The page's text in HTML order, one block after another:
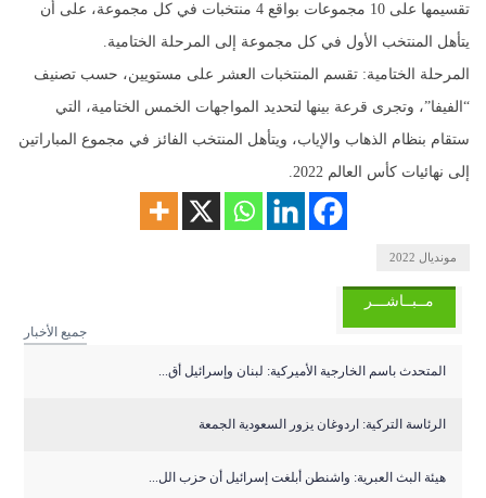
تقسيمها على 10 مجموعات بواقع 4 منتخبات في كل مجموعة، على أن
يتأهل المنتخب الأول في كل مجموعة إلى المرحلة الختامية.
المرحلة الختامية: تقسم المنتخبات العشر على مستويين، حسب تصنيف
“الفيفا”، وتجرى قرعة بينها لتحديد المواجهات الخمس الختامية، التي
ستقام بنظام الذهاب والإياب، ويتأهل المنتخب الفائز في مجموع المباراتين
إلى نهائيات كأس العالم 2022.
مونديال 2022
مــبــاشـــر
جميع الأخبار
المتحدث باسم الخارجية الأميركية: لبنان وإسرائيل أق...
الرئاسة التركية: اردوغان يزور السعودية الجمعة
هيئة البث العبرية: واشنطن أبلغت إسرائيل أن حزب الل...